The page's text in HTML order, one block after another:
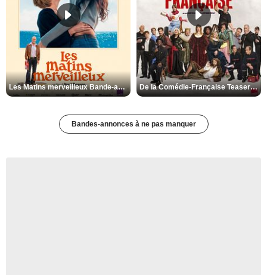
Les Matins merveilleux Bande-annonce VF De la Comédie-Française Teaser VF
Bandes-annonces à ne pas manquer